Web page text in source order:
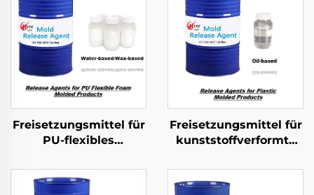
Freisetzungsmittel für
PU-flexibles
Freisetzungsmittel für
kunststoffverformte